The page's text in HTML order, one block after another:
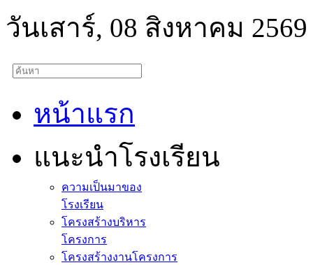
วันเสาร์, 08 สิงหาคม 2569
หน้าแรก
แนะนำโรงเรียน
ความเป็นมาของ
โรงเรียน
โครงสร้างบริหาร
โครงการ
โครงสร้างงานโครงการ